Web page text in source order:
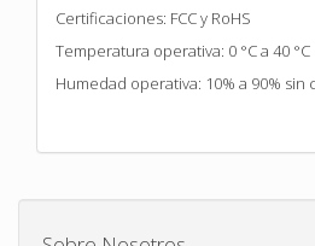
Certificaciones: FCC y RoHS
Temperatura operativa: 0 °C a 40 °C
Humedad operativa: 10% a 90%